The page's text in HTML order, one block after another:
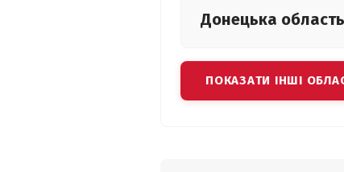
Донецька область
ПОКАЗАТИ ІНШІ